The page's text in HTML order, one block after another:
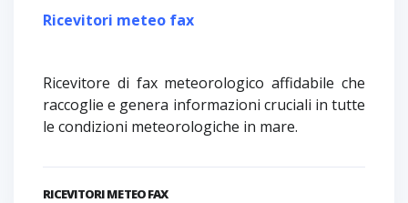
Ricevitori meteo fax
Ricevitore di fax meteorologico affidabile che
raccoglie e genera informazioni cruciali in tutte
le condizioni meteorologiche in mare.
RICEVITORI METEO FAX